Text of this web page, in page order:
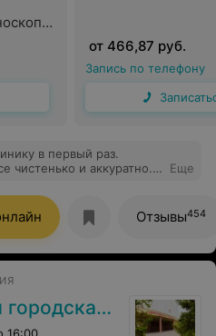
от 466,87 руб.
Запись по телефону
в первый раз.
чистенько и аккуратно.
Валерьевича
за их работу.
под наркозом
Еще
Отзывы454
больница